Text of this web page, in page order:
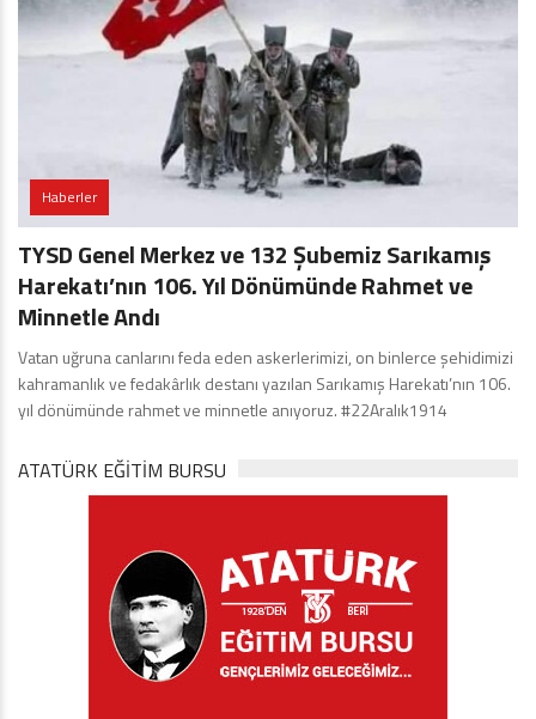
Haberler
TYSD Genel Merkez ve 132 Şubemiz Sarıkamış
Harekatı’nın 106. Yıl Dönümünde Rahmet ve
Minnetle Andı
Vatan uğruna canlarını feda eden askerlerimizi, on binlerce şehidimizi
kahramanlık ve fedakârlık destanı yazılan Sarıkamış Harekatı’nın 106.
yıl dönümünde rahmet ve minnetle anıyoruz. #22Aralık1914
ATATÜRK EĞITIM BURSU